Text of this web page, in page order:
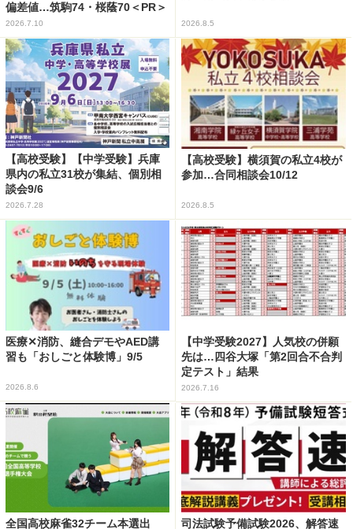
偏差値…筑駒74・桜蔭70＜PR＞
2026.7.10 2026.8.5
【高校受験】【中学受験】兵庫
県内の私立31校が集結、個別相
談会9/6
2026.7.28
【高校受験】横須賀の私立4校が
参加…合同相談会10/12
2026.8.5
医療✕消防、縫合デモやAED講
習も「おしごと体験博」9/5
2026.8.6
【中学受験2027】人気校の併願
先は…四谷大塚「第2回合不合判
定テスト」結果
2026.7.16
全国高校麻雀32チーム本選出
司法試験予備試験2026、解答速